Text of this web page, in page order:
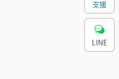
支援
LINE